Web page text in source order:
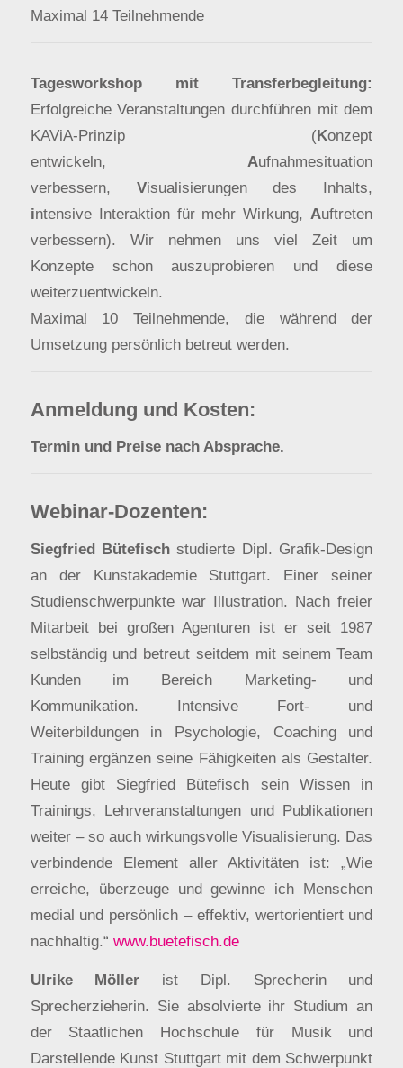
Maximal 14 Teilnehmende
Tagesworkshop mit Transferbegleitung:
Erfolgreiche Veranstaltungen durchführen mit dem
KAViA-Prinzip (Konzept
entwickeln, Aufnahmesituation
verbessern, Visualisierungen des Inhalts,
intensive Interaktion für mehr Wirkung, Auftreten
verbessern). Wir nehmen uns viel Zeit um
Konzepte schon auszuprobieren und diese
weiterzuentwickeln.
Maximal 10 Teilnehmende, die während der
Umsetzung persönlich betreut werden.
Anmeldung und Kosten:
Termin und Preise nach Absprache.
Webinar-Dozenten:
Siegfried Bütefisch studierte Dipl. Grafik-Design
an der Kunstakademie Stuttgart. Einer seiner
Studienschwerpunkte war Illustration. Nach freier
Mitarbeit bei großen Agenturen ist er seit 1987
selbständig und betreut seitdem mit seinem Team
Kunden im Bereich Marketing- und
Kommunikation. Intensive Fort- und
Weiterbildungen in Psychologie, Coaching und
Training ergänzen seine Fähigkeiten als Gestalter.
Heute gibt Siegfried Bütefisch sein Wissen in
Trainings, Lehrveranstaltungen und Publikationen
weiter – so auch wirkungsvolle Visualisierung. Das
verbindende Element aller Aktivitäten ist: „Wie
erreiche, überzeuge und gewinne ich Menschen
medial und persönlich – effektiv, wertorientiert und
nachhaltig.“ www.buetefisch.de
Ulrike Möller ist Dipl. Sprecherin und
Sprecherzieherin. Sie absolvierte ihr Studium an
der Staatlichen Hochschule für Musik und
Darstellende Kunst Stuttgart mit dem Schwerpunkt